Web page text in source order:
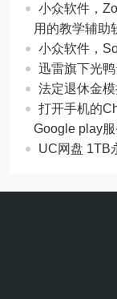
小众软件，
用的教学辅助
小众软件，
迅雷旗下光
法定退休金
打开手机的
Google play服
UC网盘 1TB